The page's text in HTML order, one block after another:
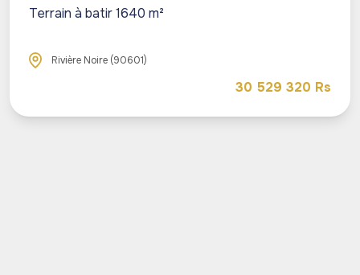
Terrain à batir 1640 m²
Rivière Noire (90601)
30 529 320 Rs